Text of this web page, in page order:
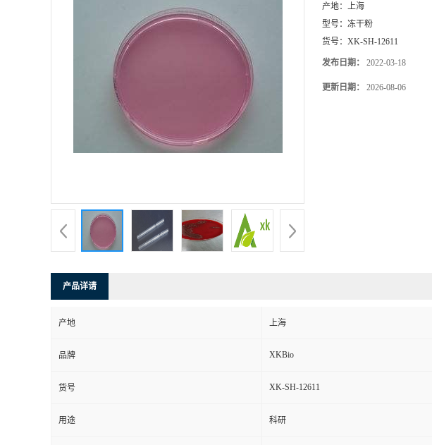
产地： 上海
型号： 冻干粉
货号： XK-SH-12611
发布日期： 2022-03-18
更新日期： 2026-08-06
产品详请
产地 上海
品牌 XKBio
货号 XK-SH-12611
用途 科研